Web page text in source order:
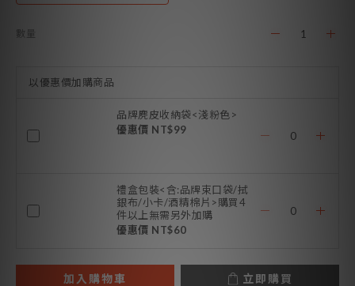
數量
以優惠價加購商品
品牌麂皮收納袋<淺粉色>
優惠價 NT$99
禮盒包裝<含:品牌束口袋/拭
銀布/小卡/酒精棉片>購買4
件以上無需另外加購
優惠價 NT$60
加入購物車 立即購買